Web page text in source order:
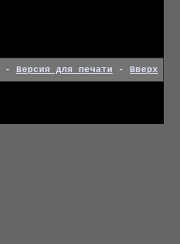
- Версия для печати - Вверх